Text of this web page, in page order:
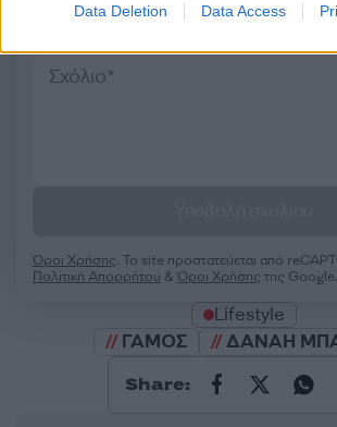
Data Deletion Data Access
Όροι Χρήσης. Το site προστατεύεται από
Πολιτική Απορρήτου &Όροι Χρήσης της Google.
Lifestyle
ΓΑΜΟΣ
ΔΑΝΑΗ
Share: